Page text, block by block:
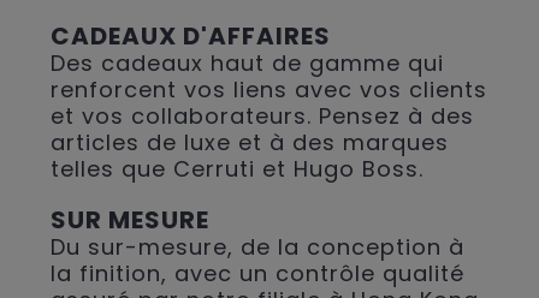
CADEAUX D'AFFAIRES
Des cadeaux haut de gamme qui
renforcent vos liens avec vos clients
et vos collaborateurs. Pensez à des
articles de luxe et à des marques
telles que Cerruti et Hugo Boss.
SUR MESURE
Du sur-mesure, de la conception à
la finition, avec un contrôle qualité